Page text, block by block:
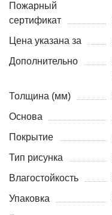
Пожарный
сертификат
Цена указана за
Дополнительно
Толщина (мм)
Основа
Покрытие
Тип рисунка
Влагостойкость
Упаковка